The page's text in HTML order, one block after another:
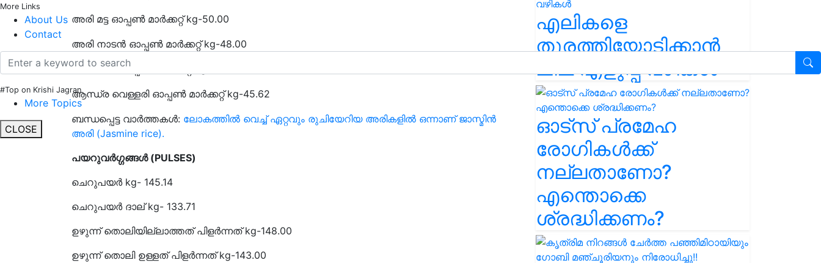
More Links
About Us
Contact
#Top on Krishi Jagran
More Topics
CLOSE
അരി മട്ട ഓപ്പൺ മാർക്കറ്റ്kg-50.00
അരി നാടൻ ഓപ്പൺ മാർക്കറ്റ്kg-48.00
അരി ചമ്പ ഓപ്പൺ
ആന്ധ്ര വെള്ളരി ഓപ്പൺ മാർക്കറ്റ്kg-45.62
ബന്ധപ്പെട്ട വാർത്തകൾ: ലോകത്തിൽ വെച്ച് ഏറ്റവും രുചിയേറിയ അരികളിൽ ഒന്നാണ് ജാസ്മിൻ
അരി (Jasmine rice).
പയറുവർഗ്ഗങ്ങൾ (PULSES)
ചെറുപയർ kg- 145.14
ചെറുപയർ ദാല് kg- 133.71
ഉഴുന്ന് തൊലിയില്ലാത്തത് പിളർന്നത് kg-148.00
ഉഴുന്ന് തൊലി ഉള്ളത് പിളർന്നത് kg-143.00
എലികളെ
തുരത്തിയോടിക്കാൻ
ചില എളുപ്പ വഴികൾ
ഓട്സ് പ്രമേഹ
രോഗികൾക്ക്
നല്ലതാണോ?
എന്തൊക്കെ
ശ്രദ്ധിക്കണം?